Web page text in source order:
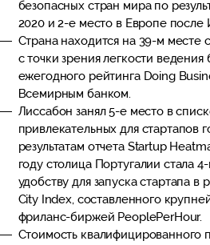
безопасных стран мира по
2020 и 2-е место в Европе после
Страна находится на 39-м месте
с точки зрения легкости ведения
ежегодного рейтинга Doing
Всемирным банком.
Лиссабон занял 5-е место в
привлекательных для стартапов
результатам отчета Startup
году столица Португалии стала
удобству для запуска стартапа в
City Index, составленного
фриланс-биржей PeoplePerHour.
Стоимость квалифицированного